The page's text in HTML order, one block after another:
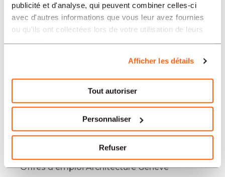
publicité et d'analyse, qui peuvent combiner celles-ci
avec d'autres informations que vous leur avez fournies
ou qu'ils ont collectées lors de votre utilisation de leurs
Afficher les détails
Tout autoriser
Personnaliser
Refuser
PROFESSION
TIPO
offres dans d'autres régions :
Offres d'emploi Architecture Mendrisio
Offres d'emploi Architecture Genève